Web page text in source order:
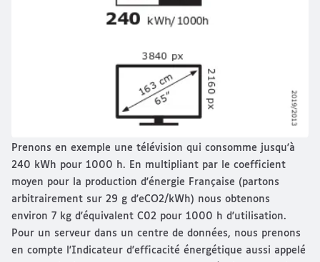
Prenons en exemple une télévision qui consomme jusqu'à
240 kWh pour 1000 h. En multipliant par le coefficient
moyen pour la production d'énergie Française (partons
arbitrairement sur 29 g d'eCO2/kWh) nous obtenons
environ 7 kg d'équivalent C02 pour 1000 h d'utilisation.
Pour un serveur dans un centre de données, nous prenons
en compte l'Indicateur d'efficacité énergétique aussi appelé